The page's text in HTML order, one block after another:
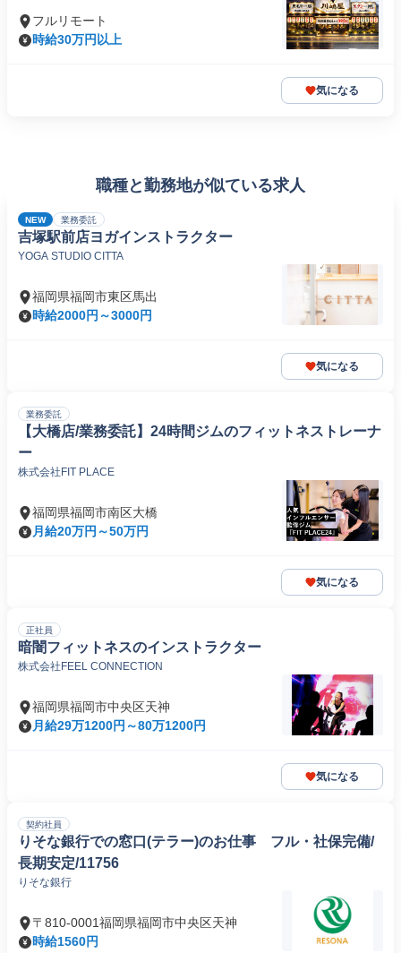
フルリモート
時給30万円以上
気になる
職種と勤務地が似ている求人
NEW 業務委託
吉塚駅前店ヨガインストラクター
YOGA STUDIO CITTA
福岡県福岡市東区馬出
時給2000円～3000円
気になる
業務委託
【大橋店/業務委託】24時間ジムのフィットネストレーナ
ー
株式会社FIT PLACE
福岡県福岡市南区大橋
月給20万円～50万円
気になる
正社員
暗闇フィットネスのインストラクター
株式会社FEEL CONNECTION
福岡県福岡市中央区天神
月給29万1200円～80万1200円
気になる
契約社員
りそな銀行での窓口(テラー)のお仕事 フル・社保完備/
長期安定/11756
りそな銀行
〒810-0001福岡県福岡市中央区天神
時給1560円